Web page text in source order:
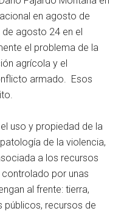
en agosto de
agosto 24 en el
el problema de la
agrícola y el
armado. Esos
uso y propiedad de la
de la violencia,
a los recursos
por unas
al frente: tierra,
públicos, recursos de